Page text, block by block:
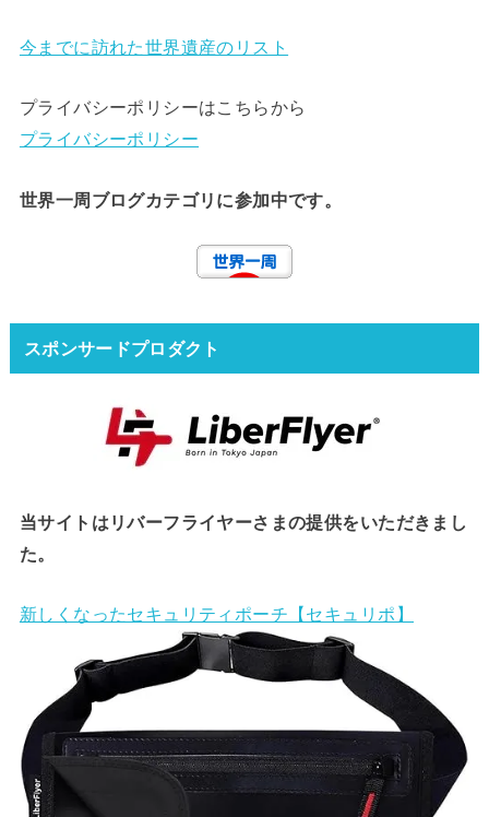
今までに訪れた世界遺産のリスト
プライバシーポリシーはこちらから
プライバシーポリシー
世界一周ブログカテゴリに参加中です。
スポンサードプロダクト
当サイトはリバーフライヤーさまの提供をいただきまし
た。
新しくなったセキュリティポーチ【セキュリポ】